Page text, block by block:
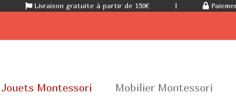
Livraison gratuite à partir de 150€ |
Jouets Montessori Mobilier Montessori